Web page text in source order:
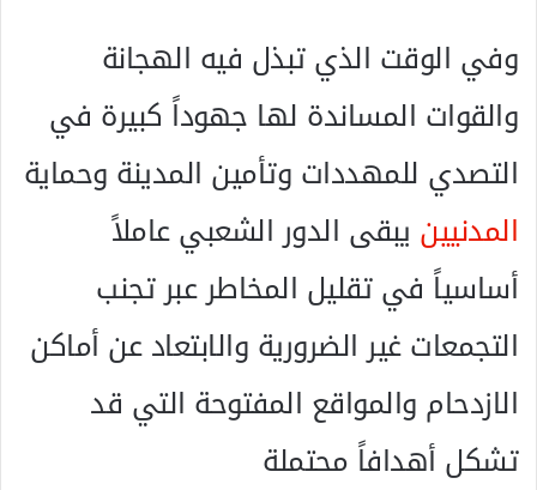
وفي الوقت الذي تبذل فيه الهجانة
والقوات المساندة لها جهوداً كبيرة في
التصدي للمهددات وتأمين المدينة وحماية
المدنيين يبقى الدور الشعبي عاملاً
أساسياً في تقليل المخاطر عبر تجنب
التجمعات غير الضرورية والابتعاد عن أماكن
الازدحام والمواقع المفتوحة التي قد
تشكل أهدافاً محتملة